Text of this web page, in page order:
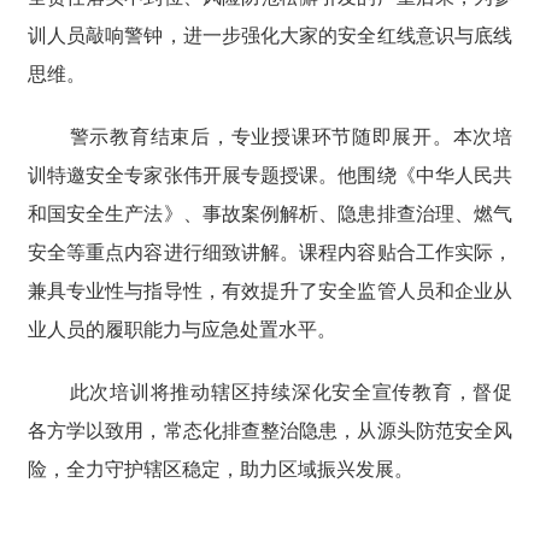
训人员敲响警钟，进一步强化大家的安全红线意识与底线
思维。
警示教育结束后，专业授课环节随即展开。本次培
训特邀安全专家张伟开展专题授课。他围绕《中华人民共
和国安全生产法》、事故案例解析、隐患排查治理、燃气
安全等重点内容进行细致讲解。课程内容贴合工作实际，
兼具专业性与指导性，有效提升了安全监管人员和企业从
业人员的履职能力与应急处置水平。
此次培训将推动辖区持续深化安全宣传教育，督促
各方学以致用，常态化排查整治隐患，从源头防范安全风
险，全力守护辖区稳定，助力区域振兴发展。